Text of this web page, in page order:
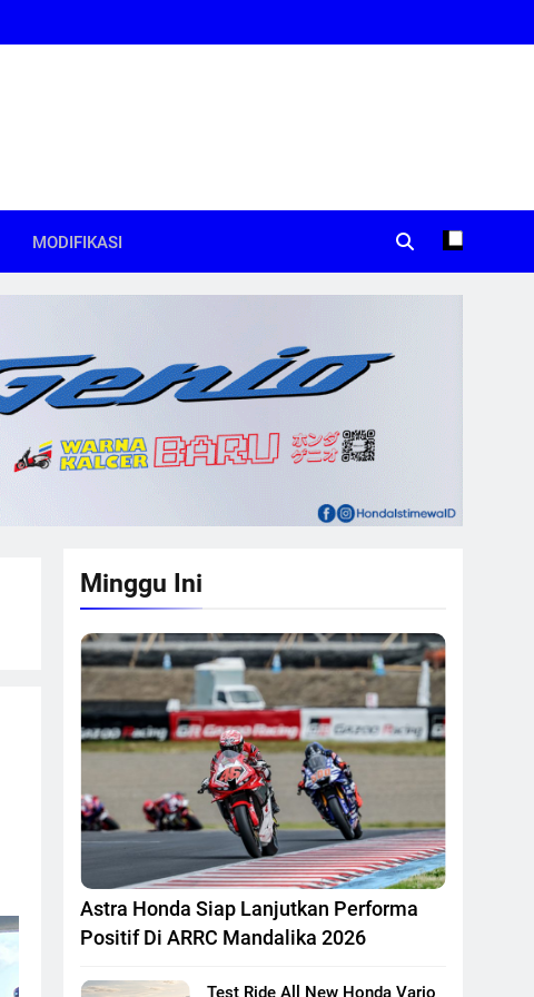
MODIFIKASI
Minggu Ini
Astra Honda Siap Lanjutkan Performa
Positif Di ARRC Mandalika 2026
Test Ride All New Honda Vario